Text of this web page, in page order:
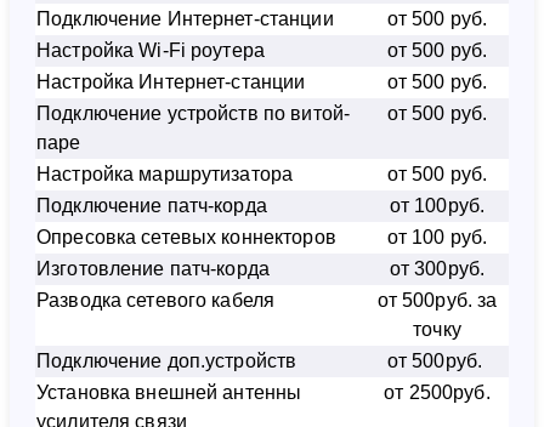
Подключение Интернет-станции
от 500 руб.
Настройка Wi-Fi роутера
от 500 руб.
Настройка Интернет-станции
от 500 руб.
Подключение устройств по витой-
паре
от 500 руб.
Настройка маршрутизатора
от 500 руб.
Подключение патч-корда
от 100руб.
Опресовка сетевых коннекторов
от 100 руб.
Изготовление патч-корда
от 300руб.
Разводка сетевого кабеля
от 500руб. за
точку
Подключение доп.устройств
от 500руб.
Установка внешней антенны
усилителя связи
от 2500руб.